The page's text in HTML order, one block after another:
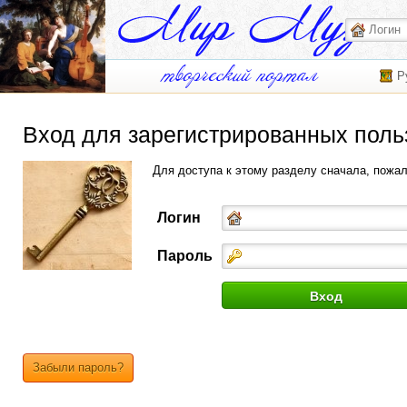
Вход для зарегистрированных
Для доступа к этому разделу сначала,
Логин
Пароль
Забыли пароль?